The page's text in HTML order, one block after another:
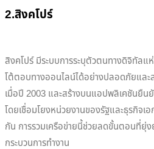
2.สิงคโปร์
สิงคโปร์ มีระบบการระบุตัวตนทางดิจิทัลแ
โต้ตอบทางออนไลน์ได้อย่างปลอดภัยและ
เมื่อปี 2003 และสร้างบนแอปพลิเคชันยื
โดยเชื่อมโยงหน่วยงานของรัฐและธุรกิจเ
กัน การรวมเครือข่ายนี้ช่วยลดขั้นตอนที่ยุ่ง
กระบวนการทำงาน